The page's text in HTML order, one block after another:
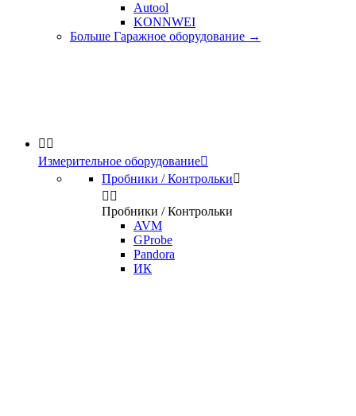
Autool
KONNWEI
Больше Гаражное оборудование →
 
Измерительное оборудование
Пробники / Контрольки
 
Пробники / Контрольки
AVM
GProbe
Pandora
ИК